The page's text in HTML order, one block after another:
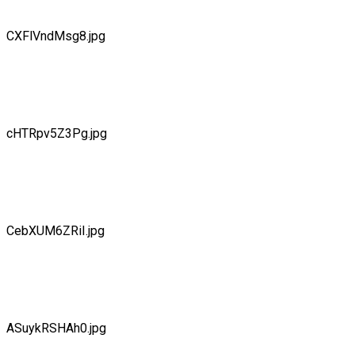
CXFlVndMsg8.jpg
cHTRpv5Z3Pg.jpg
CebXUM6ZRiI.jpg
ASuykRSHAh0.jpg